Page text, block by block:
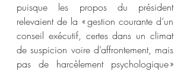
puisque les propos du président
relevaient de la « gestion courante d’un
conseil exécutif, certes dans un climat
de suspicion voire d’affrontement, mais
pas de harcèlement psychologique »